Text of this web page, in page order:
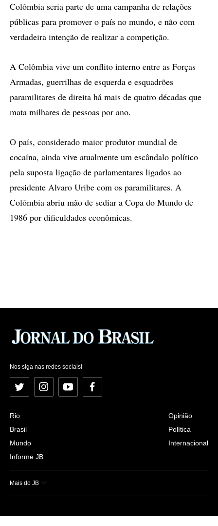
Colômbia seria parte de uma campanha de relações
públicas para promover o país no mundo, e não com
verdadeira intenção de realizar a competição.
A Colômbia vive um conflito interno entre as Forças
Armadas, guerrilhas de esquerda e esquadrões
paramilitares de direita há mais de quatro décadas que
mata milhares de pessoas por ano.
O país, considerado maior produtor mundial de
cocaína, ainda vive atualmente um escândalo político
pela suposta ligação de parlamentares ligados ao
presidente Alvaro Uribe com os paramilitares. A
Colômbia abriu mão de sediar a Copa do Mundo de
1986 por dificuldades econômicas.
Nos siga nas redes sociais!
Twitter InstagramYouTubeFacebook
Rio
Brasil
Mundo
Informe JB
Opinião
Política
Internacional
Mais do JB
Esportes